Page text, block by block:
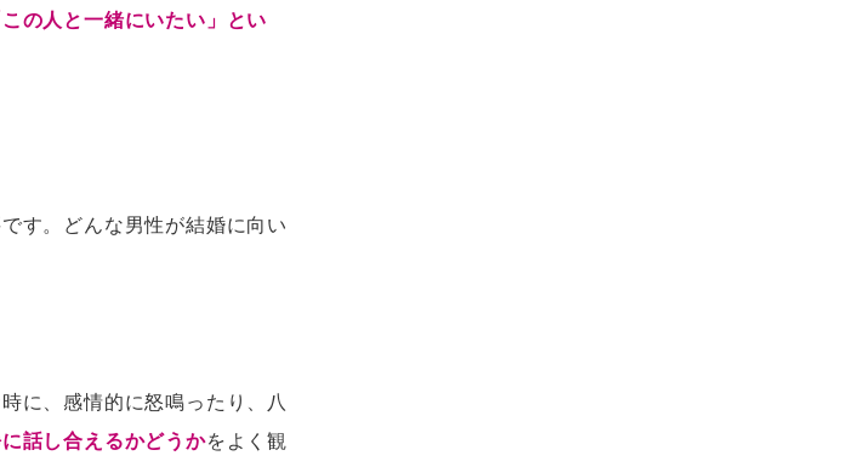
この人と一緒にいたい」とい
す。どんな男性が結婚に向い
に、感情的に怒鳴ったり、八
話し合えるかどうかをよく観